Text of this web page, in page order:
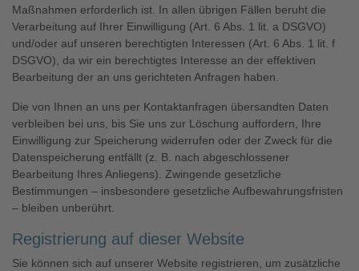
Maßnahmen erforderlich ist. In allen übrigen Fällen beruht die
Verarbeitung auf Ihrer Einwilligung (Art. 6 Abs. 1 lit. a DSGVO)
und/oder auf unseren berechtigten Interessen (Art. 6 Abs. 1 lit. f
DSGVO), da wir ein berechtigtes Interesse an der effektiven
Bearbeitung der an uns gerichteten Anfragen haben.
Die von Ihnen an uns per Kontaktanfragen übersandten Daten
verbleiben bei uns, bis Sie uns zur Löschung auffordern, Ihre
Einwilligung zur Speicherung widerrufen oder der Zweck für die
Datenspeicherung entfällt (z. B. nach abgeschlossener
Bearbeitung Ihres Anliegens). Zwingende gesetzliche
Bestimmungen – insbesondere gesetzliche Aufbewahrungsfristen
– bleiben unberührt.
Registrierung auf dieser Website
Sie können sich auf unserer Website registrieren, um zusätzliche